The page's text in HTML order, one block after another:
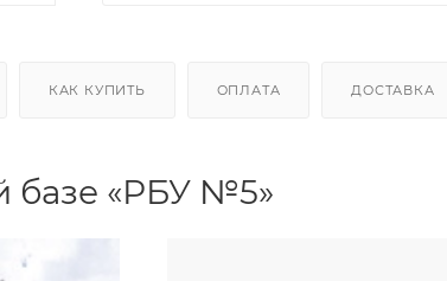
КАК КУПИТЬ ОПЛАТА ДОСТАВКА
базе «РБУ №5»